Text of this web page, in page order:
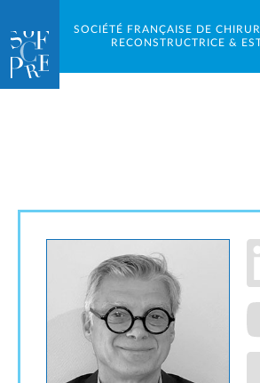
SOCIÉTÉ FRANÇAISE DE
RECONSTRUCTRICE &